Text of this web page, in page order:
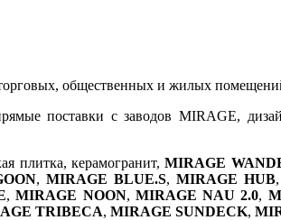
общественных и жилых
поставки с заводов MIRAGE,
плитка, керамогранит,MIRAGE
,MIRAGE BLUE.S, MIRAGE HUB,
,MIRAGE NOON, MIRAGE NAU 2.0,
TRIBECA, MIRAGE SUNDECK,